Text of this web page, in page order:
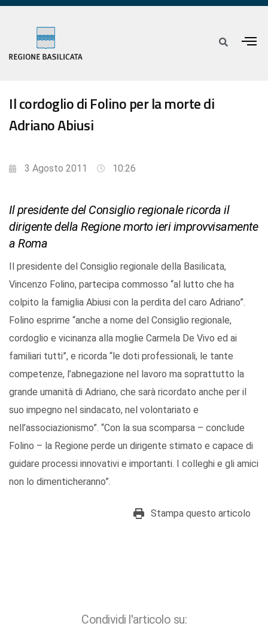
Il cordoglio di Folino per la morte di
Adriano Abiusi
3 Agosto 2011 10:26
Il presidente del Consiglio regionale ricorda il
dirigente della Regione morto ieri improvvisamente
a Roma
Il presidente del Consiglio regionale della Basilicata,
Vincenzo Folino, partecipa commosso “al lutto che ha
colpito la famiglia Abiusi con la perdita del caro Adriano”.
Folino esprime “anche a nome del Consiglio regionale,
cordoglio e vicinanza alla moglie Carmela De Vivo ed ai
familiari tutti”, e ricorda “le doti professionali, le tante
competenze, l’abnegazione nel lavoro ma soprattutto la
grande umanità di Adriano, che sarà ricordato anche per il
suo impegno nel sindacato, nel volontariato e
nell’associazionismo”. “Con la sua scomparsa – conclude
Folino – la Regione perde un dirigente stimato e capace di
guidare processi innovativi e importanti. I colleghi e gli amici
non lo dimenticheranno”.
Stampa questo articolo
Condividi l'articolo su: